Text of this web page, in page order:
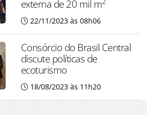
externa de 20 mil m
22/11/2023 às 08h06
Consórcio do Brasil Central
discute políticas de
ecoturismo
18/08/2023 às 11h20